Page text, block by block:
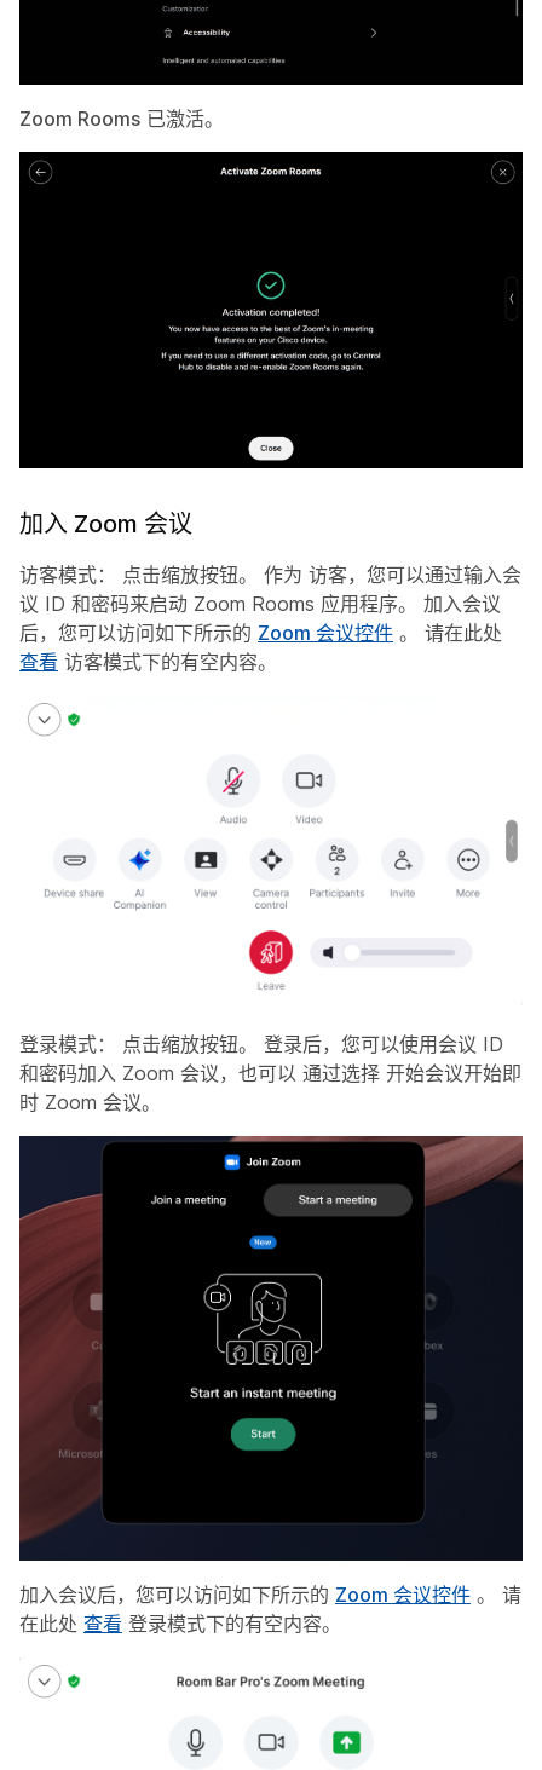
Zoom Rooms 已激活。
加入 Zoom 会议
访客模式： 点击缩放按钮。 作为 访客，您可以通过输入会
议 ID 和密码来启动 Zoom Rooms 应用程序。 加入会议
后，您可以访问如下所示的 Zoom 会议控件 。 请在此处
查看 访客模式下的有空内容。
登录模式：
点击缩放按钮。 登录后，您可以使用会议 ID
和密码加入 Zoom 会议，也可以 通过选择 开始会议开始即
时 Zoom 会议。
加入会议后，您可以访问如下所示的 Zoom 会议控件 。 请
在此处 查看 登录模式下的有空内容。